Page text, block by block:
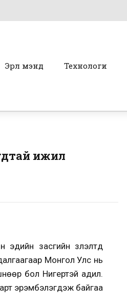
Эрүүл мэнд Технологи
ижил
засгийн үзүүлэлтүүд
Монгол Улс нь
бол Нигертэй адил.
эрэмбэлэгдэж байгаа